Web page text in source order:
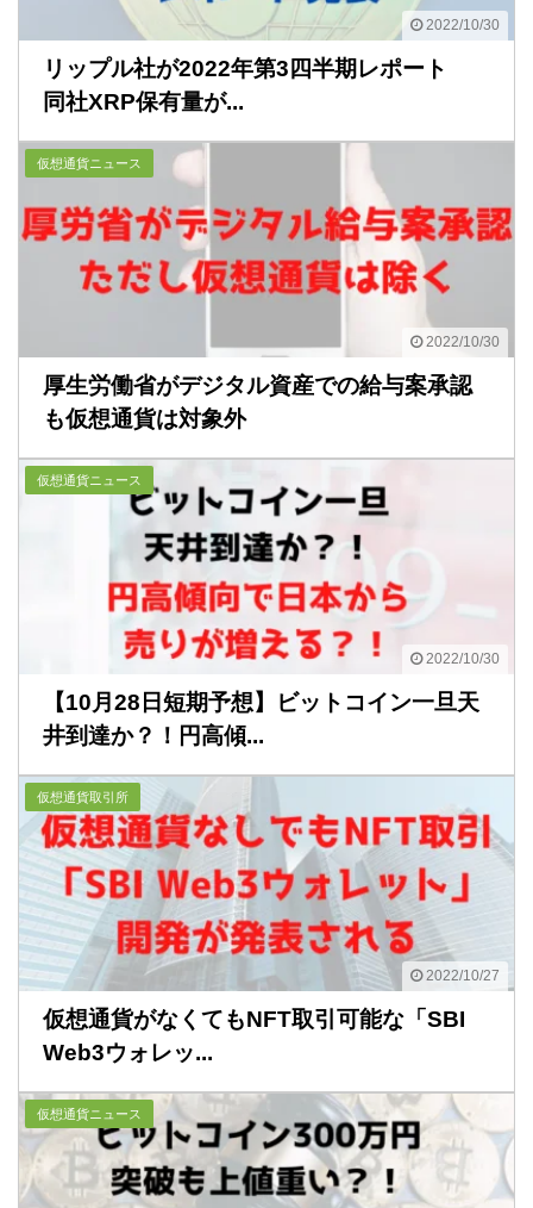
2022/10/30
リップル社が2022年第3四半期レポート
同社XRP保有量が...
2022/10/30
仮想通貨ニュース
厚生労働省がデジタル資産での給与案承認
も仮想通貨は対象外
2022/10/30
仮想通貨ニュース
【10月28日短期予想】ビットコイン一旦天
井到達か？！円高傾...
2022/10/27
仮想通貨取引所
仮想通貨がなくてもNFT取引可能な「SBI
Web3ウォレッ...
仮想通貨ニュース